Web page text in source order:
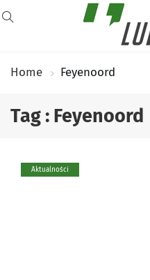
Home Feyenoord
Tag : Feyenoord
Aktualności